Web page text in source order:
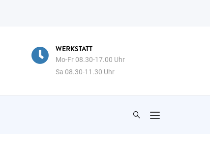
17.00 Uhr
Uhr
Mo-Fr 09.00-14.30 Uhr